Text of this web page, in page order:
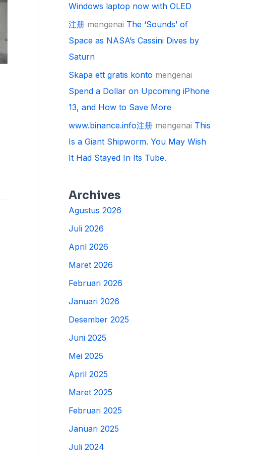
Windows laptop now with OLED
注册 mengenai The ‘Sounds’ of
Space as NASA’s Cassini Dives by
Saturn
Skapa ett gratis konto mengenai
Spend a Dollar on Upcoming iPhone
13, and How to Save More
www.binance.info注册 mengenai This
Is a Giant Shipworm. You May Wish
It Had Stayed In Its Tube.
Archives
Agustus 2026
Juli 2026
April 2026
Maret 2026
Februari 2026
Januari 2026
Desember 2025
Juni 2025
Mei 2025
April 2025
Maret 2025
Februari 2025
Januari 2025
Juli 2024